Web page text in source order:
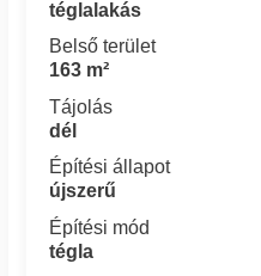
téglalakás
Belső terület
163 m²
Tájolás
dél
Építési állapot
újszerű
Építési mód
tégla